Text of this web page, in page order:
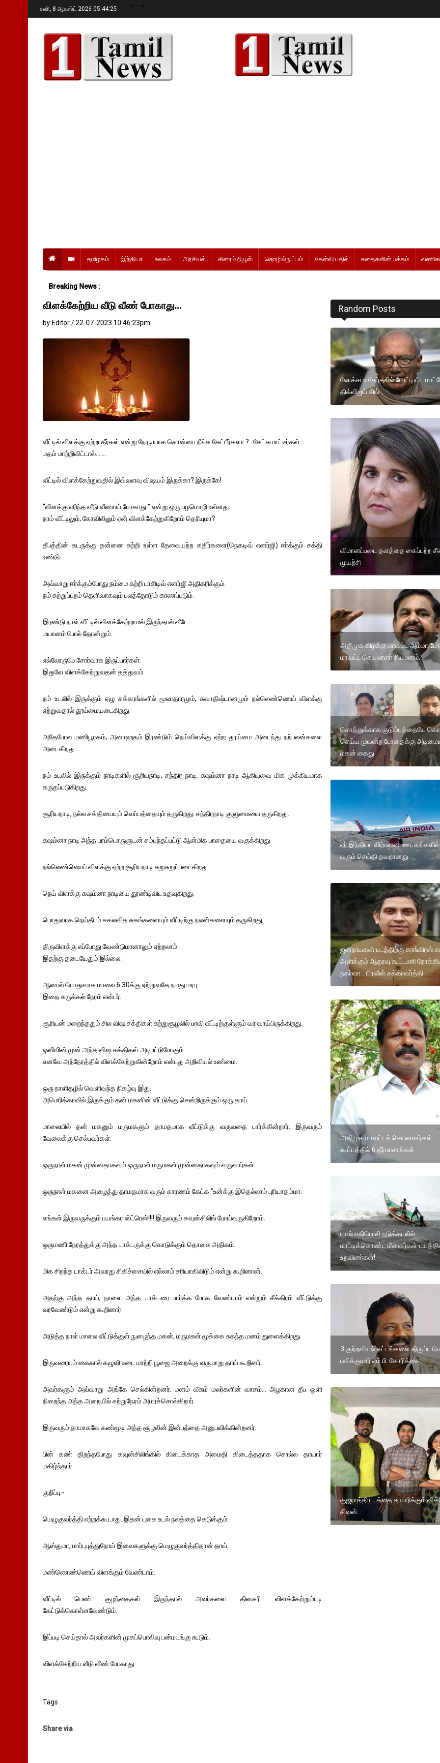
சனி, 8 ஆகஸ்ட் 2026 05:44:26 --> -->
தமிழகம் இந்தியா உலகம் அரசியல் கிரைம் நியூஸ் தொழில்நுட்பம் கேள்வி பதில் கதைகளின் பக்கம்
Breaking News :
விளக்கேற்றிய வீடு வீண் போகாது...
by Editor / 22-07-2023 10:46:23pm
வீட்டில் விளக்கு ஏற்றாதீர்கள் என்று நேரடியாக சொன்னா நீங்க கேட்பீர்களா ? கேட்கமாட்டீர்கள் ...
மதம் மாற்றிவிட்டால்.......
வீட்டில் விளக்கேற்றுவதில் இவ்வளவு விஷயம் இருக்கா? இருக்கே!
“விளக்கு எரிந்த வீடு வீணாய் போகாது ” என்று ஒரு பழமொழி உள்ளது.
நாம் வீட்டிலும், கோவிலிலும் ஏன் விளக்கேற்றுகிறோம் தெரியுமா?
தீபத்தின் சுடருக்கு தன்னை சுற்றி உள்ள தேவையற்ற கதிர்களை(நெகடிவ் எனர்ஜி) ஈர்க்கும் சக்தி
உண்டு.
அவ்வாறு ஈர்க்கும்போது நம்மை சுற்றி பாசிடிவ் எனர்ஜி அதிகரிக்கும்.
நம் சுற்றுப்புறம் தெளிவாகவும் பலத்தோடும் காணப்படும்.
இரண்டு நாள் வீட்டில் விளக்கேற்றாமல் இருந்தால் வீடே
மயானம் போல் தோன்றும்.
எல்லோருமே சோர்வாக இருப்பார்கள்.
இதுவே விளக்கேற்றுவதன் தத்துவம்.
நம் உடலில் இருக்கும் ஏழு சக்கரங்களில் மூலாதாரமும், சுவாதிஷ்டானமும் நல்லெண்ணெய் விளக்கு
ஏற்றுவதால் தூய்மையடைகிறது.
அதேபோல மணிபூரகம், அனாஹதம் இரண்டும் நெய்விளக்கு ஏற்ற தூய்மை அடைந்து நற்பலன்களை
அடைகிறது.
நம் உடலில் இருக்கும் நாடிகளில் சூரியநாடி, சந்திர நாடி, சுஷம்னா நாடி ஆகியவை மிக முக்கியமாக
கருதப்படுகிறது.
சூரியநாடி, நல்ல சக்தியையும் வெப்பத்தையும் தருகிறது. சந்திரநாடி குளுமையை தருகிறது.
சுஷம்னா நாடி அந்த பரம்பொருளுடன் சம்பந்தப்பட்டு ஆன்மிக பாதையை வகுக்கிறது.
நல்லெண்ணெய் விளக்கு ஏற்ற சூரியநாடி சுறுசுறுப்படைகிறது.
நெய் விளக்கு சுஷம்னா நாடியை தூண்டிவிட உதவுகிறது.
பொதுவாக நெய்தீபம் சகலவித சுகங்களையும் வீட்டிற்கு நலன்களையும் தருகிறது.
திருவிளக்கு எப்போது வேண்டுமானாலும் ஏற்றலாம்.
இதற்கு தடையேதும் இல்லை.
ஆனால் பொதுவாக மாலை 6.30க்கு ஏற்றுவதே நமது மரபு.
இதை கருக்கல் நேரம் என்பர்.
சூரியன் மறைந்ததும் சில விஷ சக்திகள் சுற்றுசூழலில் பரவி வீட்டிற்குள்ளும் வர வாய்பிருக்கிறது.
ஒளியின் முன் அந்த விஷ சக்திகள் அடிபட்டுபோகும்.
எனவே அந்நேரத்தில் விளக்கேற்றுகின்றோம் என்பது அறிவியல் உண்மை.
ஒரு நாளிதழில் வெளிவந்த நிகழ்வு இது.
அமெரிக்காவில் இருக்கும் தன் மகனின் வீட்டுக்கு சென்றிருக்கும் ஒரு தாய்
மாலையில் தன் மகனும் மருமகளும் தாமதமாக வீட்டுக்கு வருவதை பார்க்கின்றார். இருவரும்
வேலைக்கு செல்பவர்கள்.
ஒருநாள் மகன் முன்னதாகவும் ஒருநாள் மருமகள் முன்னதாகவும் வருவார்கள்.
ஒருநாள் மகனை அழைத்து தாமதமாக வரும் காரணம் கேட்க ”உன்க்கு இதெல்லாம் புரியாதம்மா.
எங்கள் இருவருக்கும் பயங்கர ஸ்ட்ரெஸ்!!!! இருவரும் கவுன்சிலிங் போய்வருகிறோம்.
ஒருமணி நேரத்துக்கு அந்த டாக்டருக்கு கொடுக்கும் தொகை அதிகம்.
மிக சிறந்த டாக்டர் அவரது சிகிச்சையில் எல்லாம் சரியாகிவிடும் என்று கூறினான்.
அதற்கு அந்த தாய், நாளை அந்த டாக்டரை பார்க்க போக வேண்டாம் என்றும் சீக்கிரம் வீட்டுக்கு
வரவேண்டும் என்று கூறினார்.
அடுத்த நாள் மாலை வீட்டுக்குள் நுழைந்த மகன், மருமகள் மூக்கை சுகந்த மனம் துளைக்கிறது.
இருவரையும் கைகால் கழுவி உடை மாற்றி பூஜை அறைக்கு வருமாறு தாய் கூறினர்.
அவர்களும் அவ்வாறு அங்கே செல்கின்றனர். மனம் வீசும் மலர்களின் வாசம்… அழகான தீப ஒளி
நிறைந்த அந்த அறையில் சற்றுநேரம் அமரச்சொல்கிறார்.
இருவரும் தாமாகவே கண்மூடி அந்த சூழலின் இன்பத்தை அனுபவிக்கின்றனர்.
பின் கண் திறந்தபோது கவுன்சிலிங்கில் கிடைக்காத அமைதி கிடைத்ததாக சொல்ல தாயார்
மகிழ்ந்தார்.
குறிப்பு:-
மெழுகுவர்த்தி எற்றக்கூடாது. இதன் புகை உடல் நலத்தை கெடுக்கும்.
ஆஸ்துமா, மார்புபுத்துநோய் இவைகளுக்கு மெழுகுவர்த்திதான் தாய்.
மண்ணெண்ணெய் விளக்கும் வேண்டாம்.
வீட்டில் பெண் குழந்தைகள் இருந்தால் அவர்களை தினசரி விளக்கேற்றும்படி
கேட்டுக்கொள்ளவேண்டும்.
இப்படி செய்தால் அவர்களின் முகப்பொலிவு பன்மடங்கு கூடும்.
விளக்கேற்றிய வீடு வீண் போகாது.
Tags :
Share via
Random Posts
லோக்சபா தேர்தலில் போட்டியிட
திக்விஜய் சிங்
விமானப்படை தளத்தை கைப்பற்ற
முயற்சி
அதிமுக கிழக்கு மாவட்ட அம்மா
மாவட்ட செயலாளர் நியமனம்.
சொத்துக்காக குடும்பத்தையே
செய்ய முயன்ற போதைக்கு
மகன் கைது
ஏர் இந்தியா விற்பனை-ஊடகங்களில்
வரும் செய்தி தவறானது
ஜனநாயகன் படத்திற்கு காங்கிரஸ்
அளிக்கும் ஆதரவு கூட்டணி
நகர்வா... பிரவீன் சக்கரவர்த்தி
அதிமுக மாவட்டச் செயலாளர்கள்
கூட்டத்தில் 6 தீர்மானங்கள்
புயல் எதிரொலி நடுக்கடலில்
மாட்டிக்கொண்ட மீனவர்கள்-
உறவினர்கள்!
3 குற்றவியல் சட்டங்களை திரும்ப
ரவிக்குமார் எம்.பி. கோரிக்கை
குஜராத்தி படத்தை தயாரிக்கும்
சிவன்